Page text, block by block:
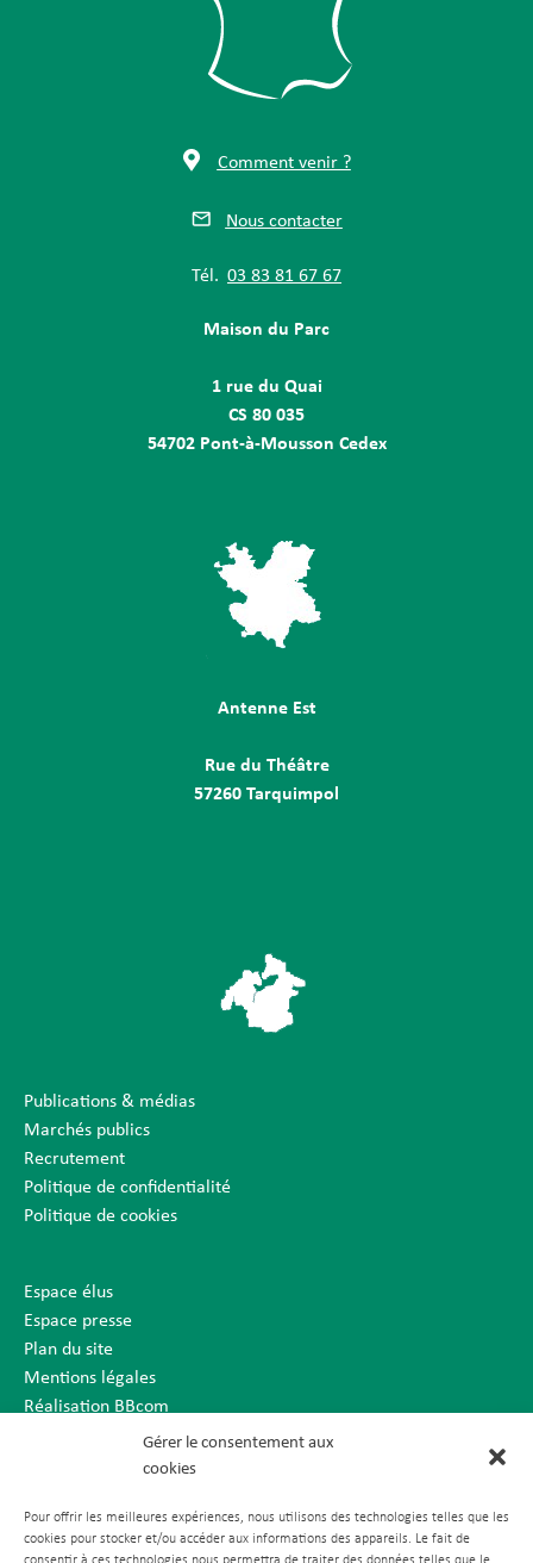
Gérer le consentement aux
cookies
Pour offrir les meilleures expériences, nous utilisons des technologies telles que les
cookies pour stocker et/ou accéder aux informations des appareils. Le fait de
Comment venir ?
Nous contacter
Tél. 03 83 81 67 67
Maison du Parc
1 rue du Quai
CS 80 035
54702 Pont-à-Mousson Cedex
Antenne Est
Rue du Théâtre
57260 Tarquimpol
Publications & médias
Marchés publics
Recrutement
Politique de confidentialité
Politique de cookies
Espace élus
Espace presse
Plan du site
Mentions légales
Réalisation BBcom